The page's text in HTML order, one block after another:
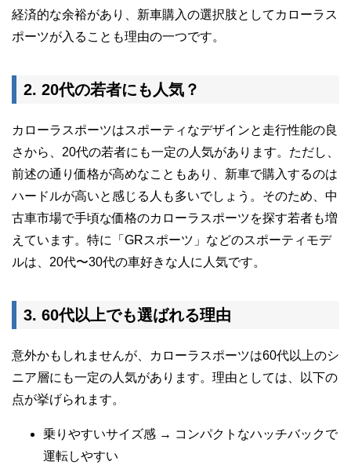
経済的な余裕があり、新車購入の選択肢としてカローラス
ポーツが入ることも理由の一つです。
2. 20代の若者にも人気？
カローラスポーツはスポーティなデザインと走行性能の良
さから、20代の若者にも一定の人気があります。ただし、
前述の通り価格が高めなこともあり、新車で購入するのは
ハードルが高いと感じる人も多いでしょう。そのため、中
古車市場で手頃な価格のカローラスポーツを探す若者も増
えています。特に「GRスポーツ」などのスポーティモデ
ルは、20代〜30代の車好きな人に人気です。
3. 60代以上でも選ばれる理由
意外かもしれませんが、カローラスポーツは60代以上のシ
ニア層にも一定の人気があります。理由としては、以下の
点が挙げられます。
乗りやすいサイズ感 → コンパクトなハッチバックで
運転しやすい